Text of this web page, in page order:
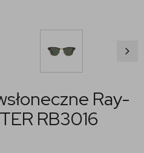
Ray-
RB3016